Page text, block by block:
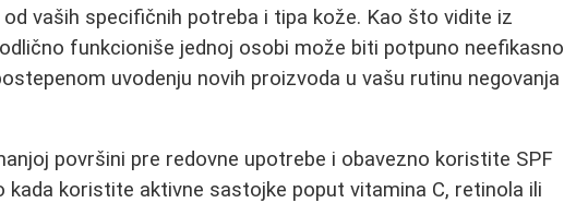
vaših specifičnih potreba i tipa kože. Kao što vidite iz
funkcioniše jednoj osobi može biti potpuno neefikasno
uvodenju novih proizvoda u vašu rutinu negovanja
površini pre redovne upotrebe i obavezno koristite SPF
koristite aktivne sastojke poput vitamina C, retinola ili